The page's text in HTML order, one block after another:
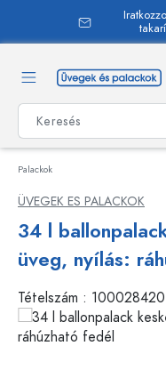
Palackok
ÜVEGEK ES PALACKOK
34 l
üveg, nyílás:
Tételszám : 100028420